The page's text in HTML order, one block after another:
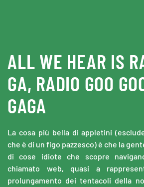
ALL WE HEAR IS
GA, RADIO GOO
GAGA
La cosa più bella di appletini
che è di un figo pazzesco) è che la
di cose idiote che scopre
chiamato web, quasi a
prolungamento dei tentacoli della